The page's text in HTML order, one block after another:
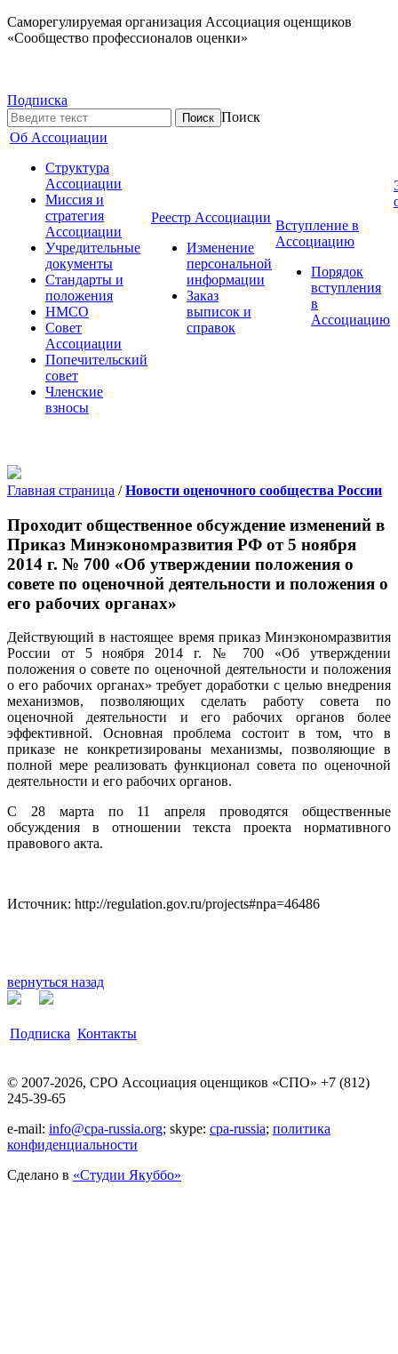
Саморегулируемая организация Ассоциация оценщиков
«Сообщество профессионалов оценки»
Подписка
Поиск
Об Ассоциации
Структура
Ассоциации
Миссия и
стратегия
Ассоциации
Учредительные
документы
Стандарты и
положения
НМСО
Совет
Ассоциации
Попечительский
совет
Членские
взносы
Реестр Ассоциации
Изменение
персональной
информации
Заказ
выписок и
справок
Вступление в
Ассоциацию
Порядок
вступления
в
Ассоциацию
Главная страница / Новости оценочного сообщества России
Проходит общественное обсуждение изменений в
Приказ Минэкономразвития РФ от 5 ноября
2014 г. № 700 «Об утверждении положения о
совете по оценочной деятельности и положения о
его рабочих органах»
Действующий в настоящее время приказ Минэкономразвития
России от 5 ноября 2014 г. № 700 «Об утверждении
положения о совете по оценочной деятельности и положения
о его рабочих органах» требует доработки с целью внедрения
механизмов, позволяющих сделать работу совета по
оценочной деятельности и его рабочих органов более
эффективной. Основная проблема состоит в том, что в
приказе не конкретизированы механизмы, позволяющие в
полной мере реализовать функционал совета по оценочной
деятельности и его рабочих органов.
С 28 марта по 11 апреля проводятся общественные
обсуждения в отношении текста проекта нормативного
правового акта.
Источник: http://regulation.gov.ru/projects#npa=46486
вернуться назад
Подписка Контакты
© 2007-2026, СРО Ассоциация оценщиков «СПО» +7 (812)
245-39-65
e-mail: info@cpa-russia.org; skype: cpa-russia; политика
конфиденциальности
Сделано в «Cтудии Якуббо»